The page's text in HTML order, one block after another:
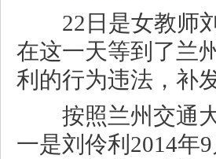
22日是女教师刘
在这一天等到了兰
利的行为违法，补
按照兰州交通大
一是刘伶利2014年